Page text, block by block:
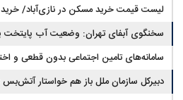
مجلس: بیانیه‌ای شامل تصحیح مسیر تردد
است
چقدر سرمایه نیاز دارد؟ + جدول مردادماه ۱۴۰۵
سخنگوی آبفای تهران: وضعیت آب پایتخت
سامانه‌های تامین اجتماعی بدون قطعی و
دبیرکل سازمان ملل باز هم خواستار